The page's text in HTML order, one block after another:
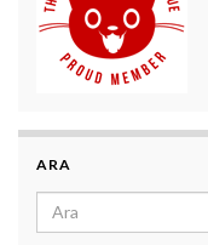
ARA
Search for: